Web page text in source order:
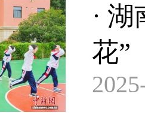
·
花”